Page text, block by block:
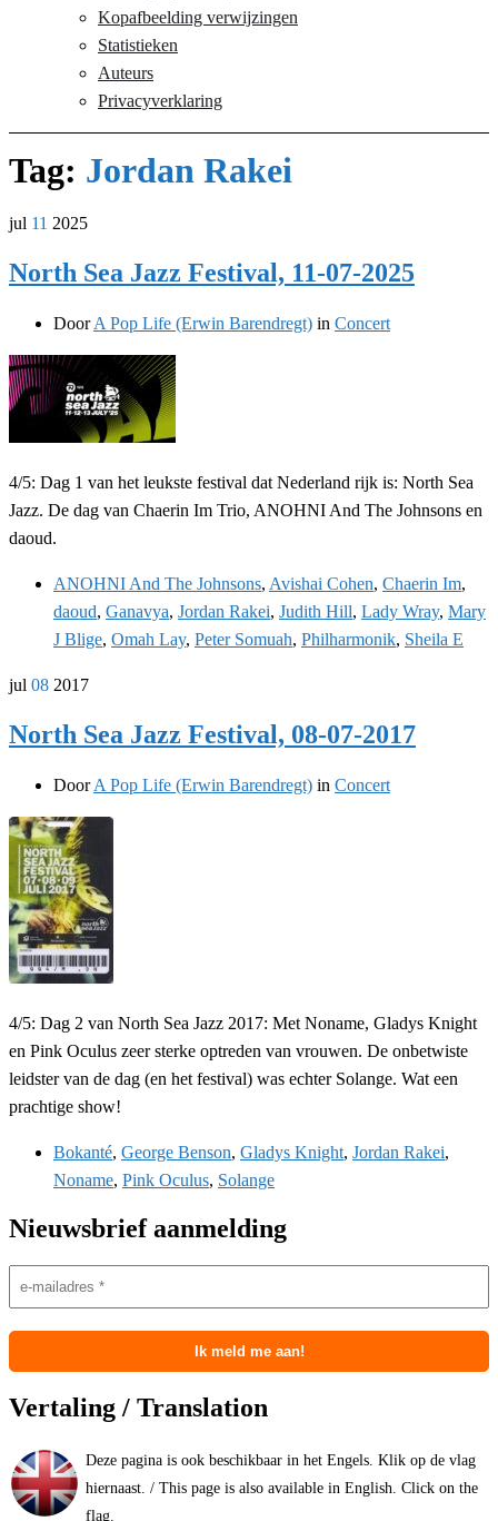
Kopafbeelding verwijzingen
Statistieken
Auteurs
Privacyverklaring
Tag: Jordan Rakei
jul 11 2025
North Sea Jazz Festival, 11-07-2025
DoorA Pop Life (Erwin Barendregt) in Concert
4/5: Dag 1 van het leukste festival dat Nederland rijk is: North Sea
Jazz. De dag van Chaerin Im Trio, ANOHNI And The Johnsons en
daoud.
ANOHNI And The Johnsons, Avishai Cohen, Chaerin Im,
daoud, Ganavya, Jordan Rakei, Judith Hill, Lady Wray, Mary
J Blige, Omah Lay, Peter Somuah, Philharmonik, Sheila E
jul 08 2017
North Sea Jazz Festival, 08-07-2017
DoorA Pop Life (Erwin Barendregt) in Concert
4/5: Dag 2 van North Sea Jazz 2017: Met Noname, Gladys Knight
en Pink Oculus zeer sterke optreden van vrouwen. De onbetwiste
leidster van de dag (en het festival) was echter Solange. Wat een
prachtige show!
Bokanté, George Benson, Gladys Knight, Jordan Rakei,
Noname, Pink Oculus, Solange
Nieuwsbrief aanmelding
Vertaling / Translation
Deze pagina is ook beschikbaar in het Engels. Klik op de vlag
hiernaast. / This page is also available in English. Click on the
flag.